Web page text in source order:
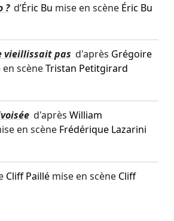
? d’Éric Bu mise en scène Éric Bu
vieillissait pas d'après Grégoire
scèneTristan Petitgirard
d'après William
en scène Frédérique Lazarini
Cliff Paillémise en scène Cliff